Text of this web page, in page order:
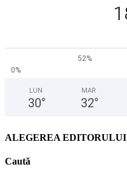
52%
0%
LUN
30°
MAR
32°
ALEGEREA EDITORULUI
Caută